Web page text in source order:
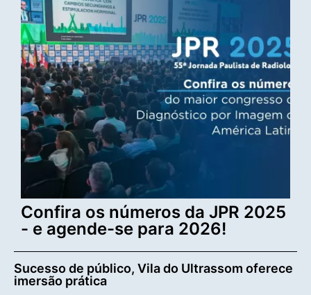
Confira os números da JPR 2025
- e agende-se para 2026!
Sucesso de público, Vila do Ultrassom oferece
imersão prática